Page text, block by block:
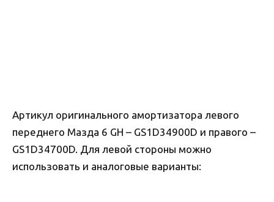
Артикул оригинального амортизатора левого
переднего Мазда 6 GH – GS1D34900D и правого –
GS1D34700D. Для левой стороны можно
использовать и аналоговые варианты: